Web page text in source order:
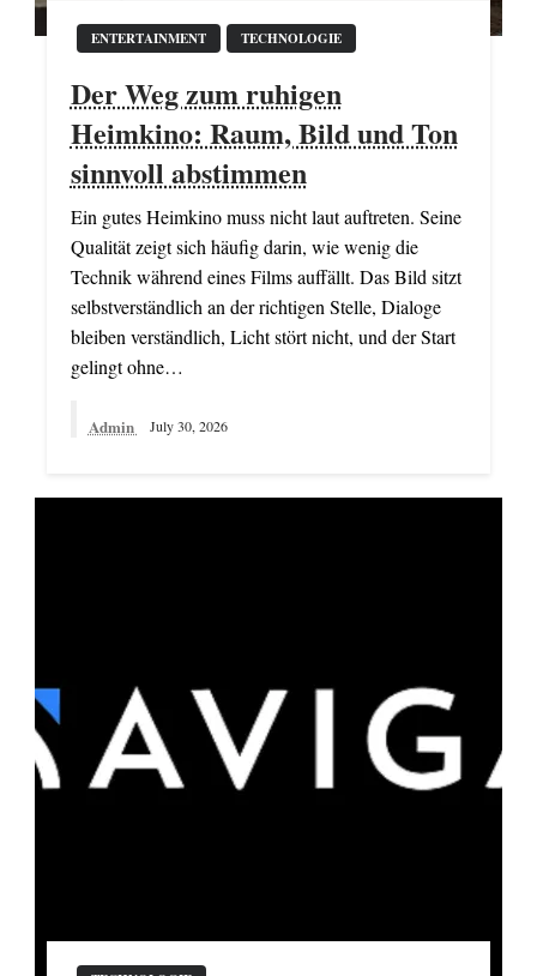
ENTERTAINMENT TECHNOLOGIE
Der Weg zum ruhigen
Heimkino: Raum, Bild und Ton
sinnvoll abstimmen
Ein gutes Heimkino muss nicht laut auftreten. Seine
Qualität zeigt sich häufig darin, wie wenig die
Technik während eines Films auffällt. Das Bild sitzt
selbstverständlich an der richtigen Stelle, Dialoge
bleiben verständlich, Licht stört nicht, und der Start
gelingt ohne…
Admin July 30, 2026